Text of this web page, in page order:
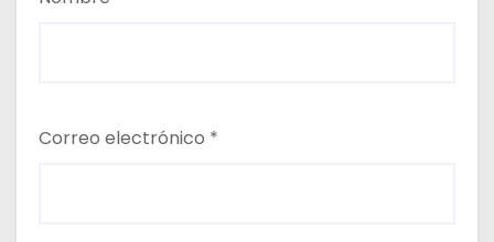
Correo electrónico *